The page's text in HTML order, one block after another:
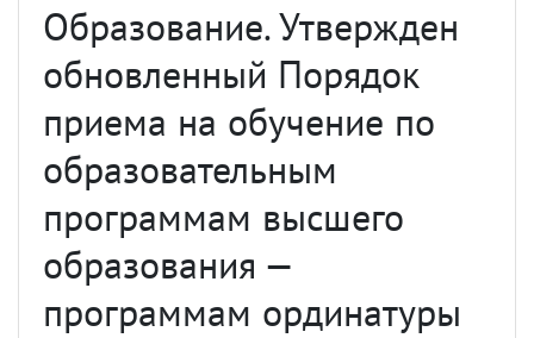
Образование. Утвержден
обновленный Порядок
приема на обучение по
образовательным
программам высшего
образования —
программам ординатуры